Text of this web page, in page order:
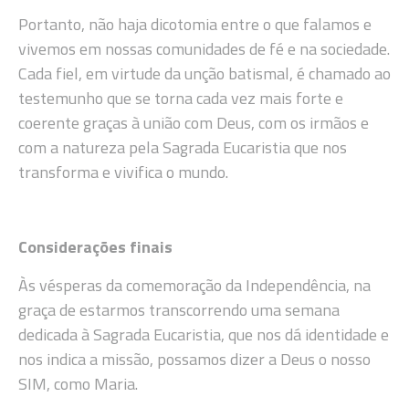
Portanto, não haja dicotomia entre o que falamos e
vivemos em nossas comunidades de fé e na sociedade.
Cada fiel, em virtude da unção batismal, é chamado ao
testemunho que se torna cada vez mais forte e
coerente graças à união com Deus, com os irmãos e
com a natureza pela Sagrada Eucaristia que nos
transforma e vivifica o mundo.
Considerações finais
Às vésperas da comemoração da Independência, na
graça de estarmos transcorrendo uma semana
dedicada à Sagrada Eucaristia, que nos dá identidade e
nos indica a missão, possamos dizer a Deus o nosso
SIM, como Maria.